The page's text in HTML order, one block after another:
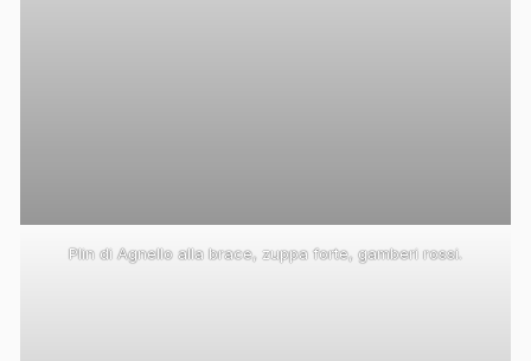
Plin di Agnello alla brace, zuppa forte, gamberi rossi.